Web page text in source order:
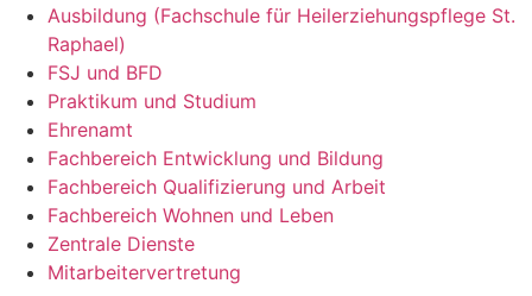
Ausbildung (Fachschule für Heilerziehungspflege St.
Raphael)
FSJ und BFD
Praktikum und Studium
Ehrenamt
Fachbereich Entwicklung und Bildung
Fachbereich Qualifizierung und Arbeit
Fachbereich Wohnen und Leben
Zentrale Dienste
Mitarbeitervertretung